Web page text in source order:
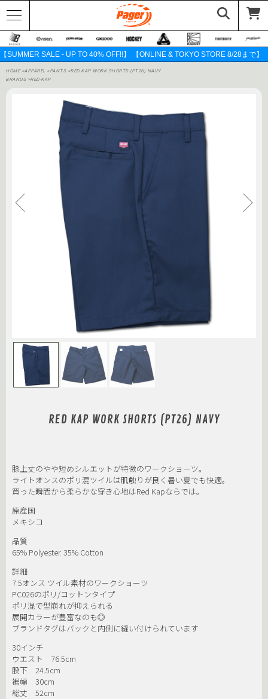
【SUMMER SALE - UP TO 40% OFF!!】 【ONLINE & TOKYO STORE 8/28まで
HOME >APPAREL >PANTS >RED KAP WORK SHORTS (PT26) NAVY
BRANDS >RED-KAP
RED KAP WORK SHORTS (PT26) NAVY
膝上丈のやや短めシルエットが特徴のワークショーツ。
ライトオンスのポリ混ツイルは肌触りが良く暑い夏でも快適。
買った瞬間から柔らかな穿き心地はRed Kapならでは。
原産国
メキシコ
品質
65% Polyester. 35% Cotton
詳細
7.5オンス ツイル素材のワークショーツ
PC026のポリ/コットンタイプ
ポリ混で型崩れが抑えられる
展開カラーが豊富なのも◎
ブランドタグはバックと内側に縫い付けられています
30インチ
ウエスト 76.5cm
股下 24.5cm
裾幅 30cm
総丈 52cm